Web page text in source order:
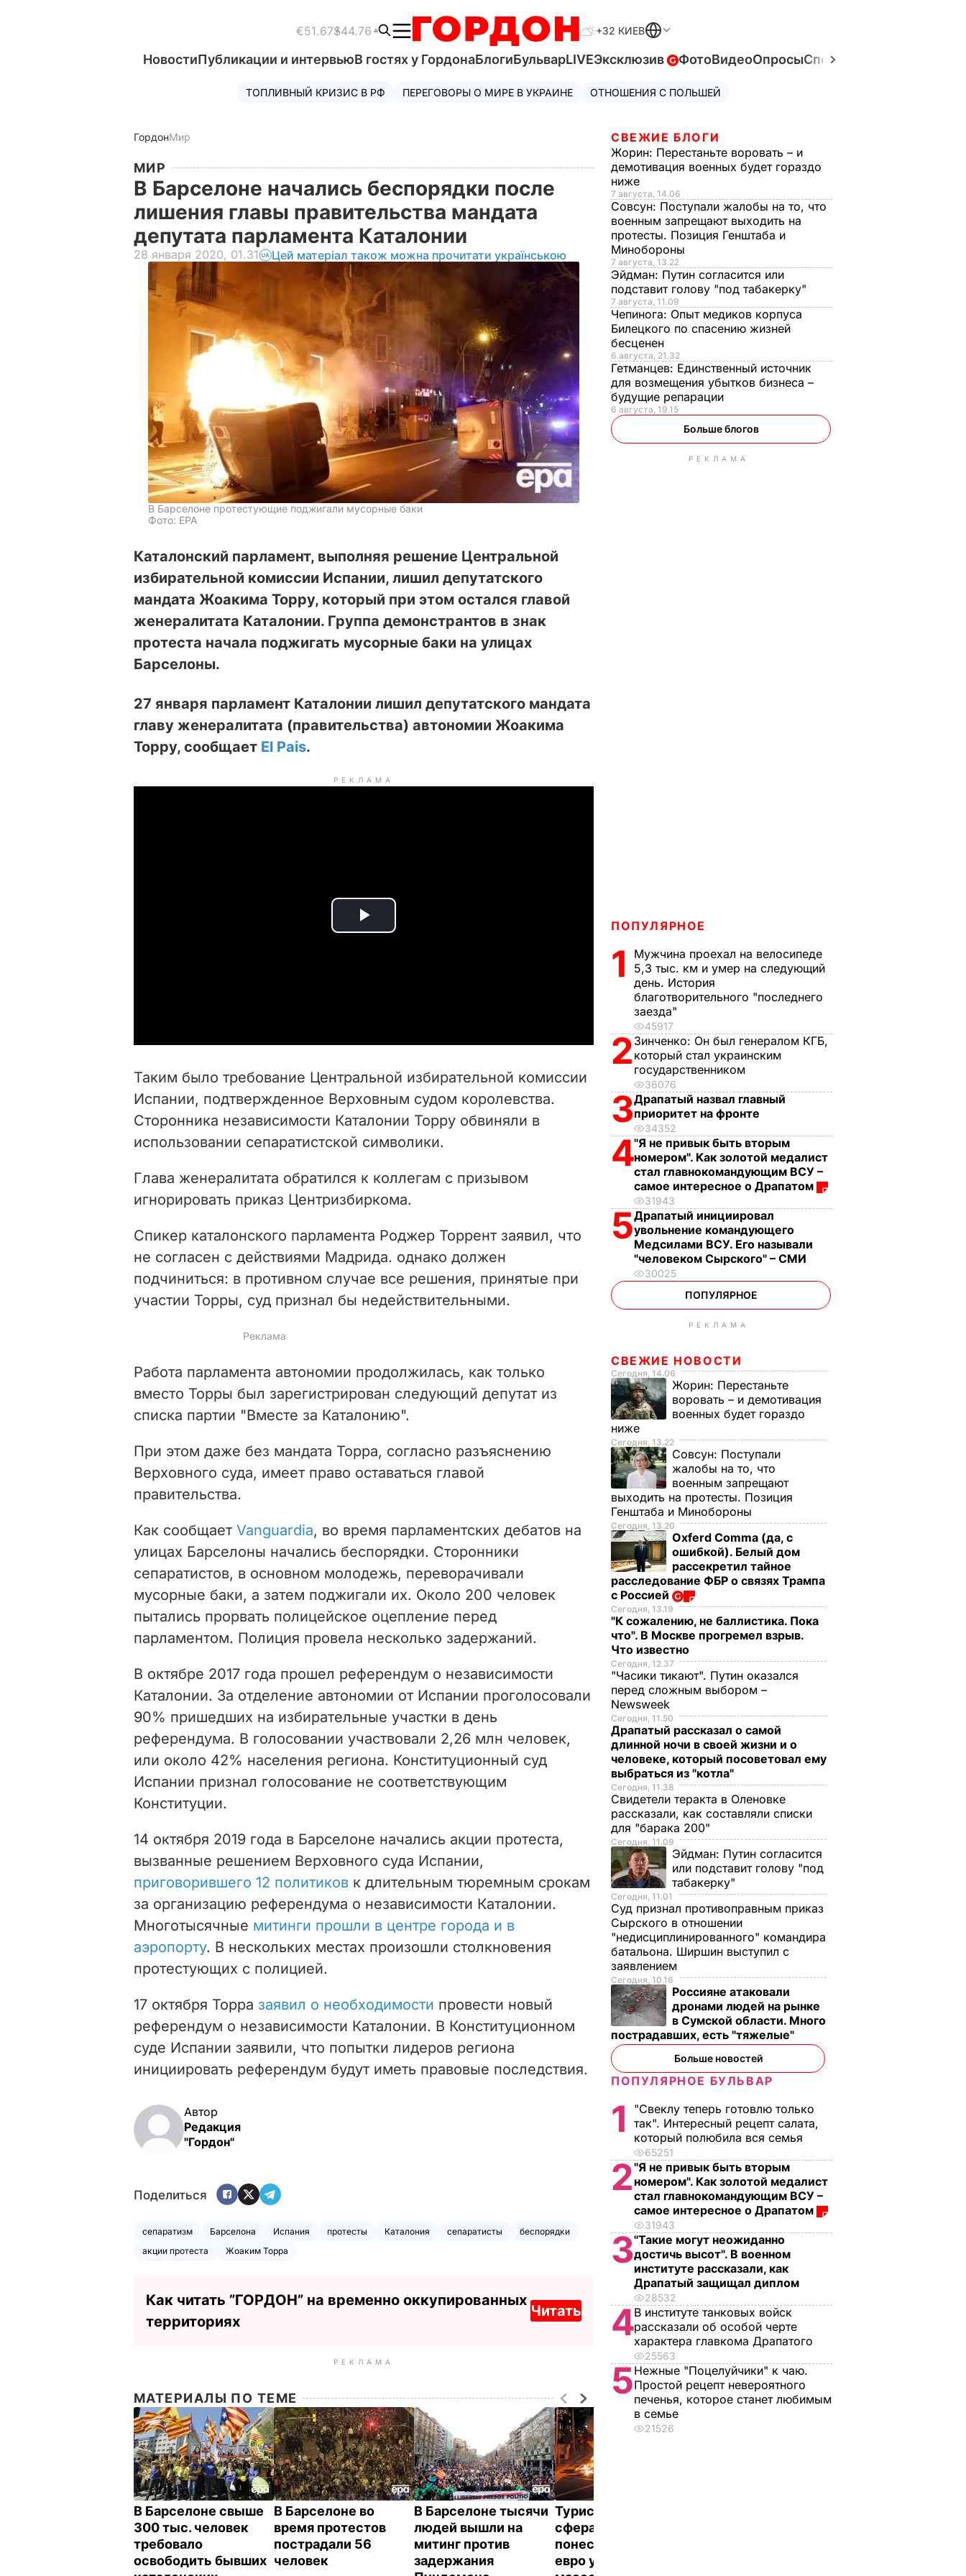
€51.67$44.76 +32 КИЕВ
НовостиПубликации и интервьюВ гостях у ГордонаБлогиБульварLIVEЭксклюзив ФотоВидеоОпросыСпецпроекты
ТОПЛИВНЫЙ КРИЗИС В РФ ПЕРЕГОВОРЫ О МИРЕ В УКРАИНЕ ОТНОШЕНИЯ С ПОЛЬШЕЙ
ГордонМир
МИР
В Барселоне начались беспорядки после
лишения главы правительства мандата
депутата парламента Каталонии
28 января 2020, 01.31 Цей матеріал також можна прочитати українською
В Барселоне протестующие поджигали мусорные баки
Фото: ЕРА
Каталонский парламент, выполняя решение Центральной
избирательной комиссии Испании, лишил депутатского
мандата Жоакима Торру, который при этом остался главой
женералитата Каталонии. Группа демонстрантов в знак
протеста начала поджигать мусорные баки на улицах
Барселоны.
27 января парламент Каталонии лишил депутатского мандата
главу женералитата (правительства) автономии Жоакима
Торру, сообщает El Pais.
РЕКЛАМА
P
i
d
o
Таким было требование Центральной избирательной комиссии
Испании, подтвержденное Верховным судом королевства.
Сторонника независимости Каталонии Торру обвиняли в
использовании сепаратистской символики.
Глава женералитата обратился к коллегам с призывом
игнорировать приказ Центризбиркома.
Спикер каталонского парламента Роджер Торрент заявил, что
не согласен с действиями Мадрида. однако должен
подчиниться: в противном случае все решения, принятые при
участии Торры, суд признал бы недействительными.
Работа парламента автономии продолжилась, как только
вместо Торры был зарегистрирован следующий депутат из
списка партии "Вместе за Каталонию".
При этом даже без мандата Торра, согласно разъяснению
Верховного суда, имеет право оставаться главой
правительства.
Как сообщает Vanguardia, во время парламентских дебатов на
улицах Барселоны начались беспорядки. Сторонники
сепаратистов, в основном молодежь, переворачивали
мусорные баки, а затем поджигали их. Около 200 человек
пытались прорвать полицейское оцепление перед
парламентом. Полиция провела несколько задержаний.
В октябре 2017 года прошел референдум о независимости
Каталонии. За отделение автономии от Испании проголосовали
90% пришедших на избирательные участки в день
референдума. В голосовании участвовали 2,26 млн человек,
или около 42% населения региона. Конституционный суд
Испании признал голосование не соответствующим
Конституции.
14 октября 2019 года в Барселоне начались акции протеста,
вызванные решением Верховного суда Испании,
приговорившего 12 политиков к длительным тюремным срокам
за организацию референдума о независимости Каталонии.
Многотысячные митинги прошли в центре города и в
аэропорту. В нескольких местах произошли столкновения
протестующих с полицией.
17 октября Торра заявил о необходимости провести новый
референдум о независимости Каталонии. В Конституционном
суде Испании заявили, что попытки лидеров региона
инициировать референдум будут иметь правовые последствия.
Автор
Редакция
"Гордон"
Поделиться
сепаратизм Барселона Испания протесты Каталония сепаратисты
беспорядки
акции протеста
Жоаким Торра
Как читать ”ГОРДОН” на временно оккупированных
территориях
Читать
РЕКЛАМА
МАТЕРИАЛЫ ПО ТЕМЕ
В Барселоне свыше
300 тыс. человек
требовало
освободить бывших
В Барселоне во
время протестов
пострадали 56
человек
В Барселоне тысячи
людей вышли на
митинг против
задержания
Туристическая
сфера Барселоны
понесла миллионы
евро убытков от
СВЕЖИЕ БЛОГИ
Жорин: Перестаньте воровать – и
демотивация военных будет гораздо
ниже
7 августа, 14.06
Совсун: Поступали жалобы на то, что
военным запрещают выходить на
протесты. Позиция Генштаба и
Минобороны
7 августа, 13.22
Эйдман: Путин согласится или
подставит голову "под табакерку"
7 августа, 11.09
Чепинога: Опыт медиков корпуса
Билецкого по спасению жизней
бесценен
6 августа, 21.32
Гетманцев: Единственный источник
для возмещения убытков бизнеса –
будущие репарации
6 августа, 19.15
Больше блогов
РЕКЛАМА
ПОПУЛЯРНОЕ
1
Мужчина проехал на велосипеде
5,3 тыс. км и умер на следующий
день. История
благотворительного "последнего
заезда"
45917
2 Зинченко: Он был генералом КГБ,
который стал украинским
государственником
36076
3Драпатый назвал главный
приоритет на фронте
34352
4"Я не привык быть вторым
номером". Как золотой медалист
стал главнокомандующим ВСУ –
самое интересное о Драпатом
31943
5Драпатый инициировал
увольнение командующего
Медсилами ВСУ. Его называли
"человеком Сырского" – СМИ
30025
ПОПУЛЯРНОЕ
РЕКЛАМА
СВЕЖИЕ НОВОСТИ
Сегодня, 14.06
Жорин: Перестаньте
воровать – и демотивация
военных будет гораздо
ниже
Сегодня, 13.22
Совсун: Поступали
жалобы на то, что
военным запрещают
выходить на протесты. Позиция
Генштаба и Минобороны
Сегодня, 13.20
Oxferd Comma (да, с
ошибкой). Белый дом
рассекретил тайное
расследование ФБР о связях Трампа
с Россией
Сегодня, 13.19
"К сожалению, не баллистика. Пока
что". В Москве прогремел взрыв.
Что известно
Сегодня, 12.37
"Часики тикают". Путин оказался
перед сложным выбором –
Newsweek
Сегодня, 11.50
Драпатый рассказал о самой
длинной ночи в своей жизни и о
человеке, который посоветовал ему
выбраться из "котла"
Сегодня, 11.38
Свидетели теракта в Оленовке
рассказали, как составляли списки
для "барака 200"
Сегодня, 11.09
Эйдман: Путин согласится
или подставит голову "под
табакерку"
Сегодня, 11.01
Суд признал противоправным приказ
Сырского в отношении
"недисциплинированного" командира
батальона. Ширшин выступил с
заявлением
Сегодня, 10.16
Россияне атаковали
дронами людей на рынке
в Сумской области. Много
пострадавших, есть "тяжелые"
Больше новостей
ПОПУЛЯРНОЕ БУЛЬВАР
1
"Свеклу теперь готовлю только
так". Интересный рецепт салата,
который полюбила вся семья
65251
2"Я не привык быть вторым
номером". Как золотой медалист
стал главнокомандующим ВСУ –
самое интересное о Драпатом
31943
3"Такие могут неожиданно
достичь высот". В военном
институте рассказали, как
Драпатый защищал диплом
28532
4В институте танковых войск
рассказали об особой черте
характера главкома Драпатого
25563
5Нежные "Поцелуйчики" к чаю.
Простой рецепт невероятного
печенья, которое станет любимым
в семье
21526